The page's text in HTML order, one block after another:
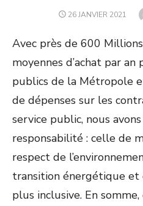
POSTED
26 JANVIER 2021
Avec près de 600
moyennes d’achat par
publics de la Métropole
de dépenses sur les
service public, nous
responsabilité : celle de
respect de
transition énergétique et
plus inclusive. En somme,